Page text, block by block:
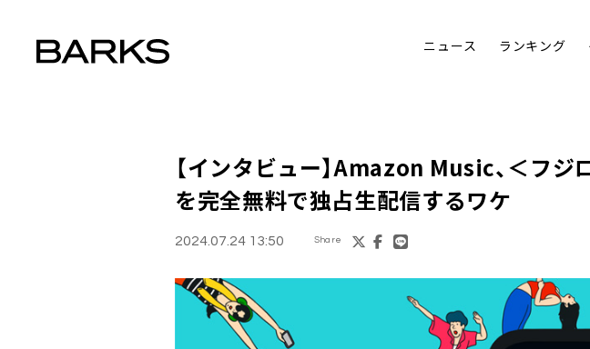
ニュース ランキング
【インタビュー】Amazon Music、＜フジ
を完全無料で独占生配信するワケ
2024.07.24 13:50 Share